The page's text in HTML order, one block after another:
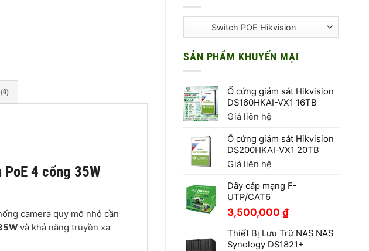
SẢN PHẨM KHUYẾN MẠI
Ổ cứng giám sát Hikvision
DS160HKAI-VX1 16TB
Giá liên hệ
Ổ cứng giám sát Hikvision
DS200HKAI-VX1 20TB
Giá liên hệ
Dây cáp mạng F-
UTP/CAT6
3,500,000 ₫
Thiết Bị Lưu Trữ NAS NAS
Synology DS1821+
4 cổng 35W
camera quy mô nhỏ cần
và khả năng truyền xa